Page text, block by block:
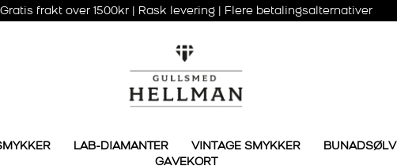
Gratis frakt over 1500kr | Rask levering | Flere betalingsalternativer
LAB-DIAMANTER VINTAGE SMYKKER BUNADSØLV
GAVEKORT